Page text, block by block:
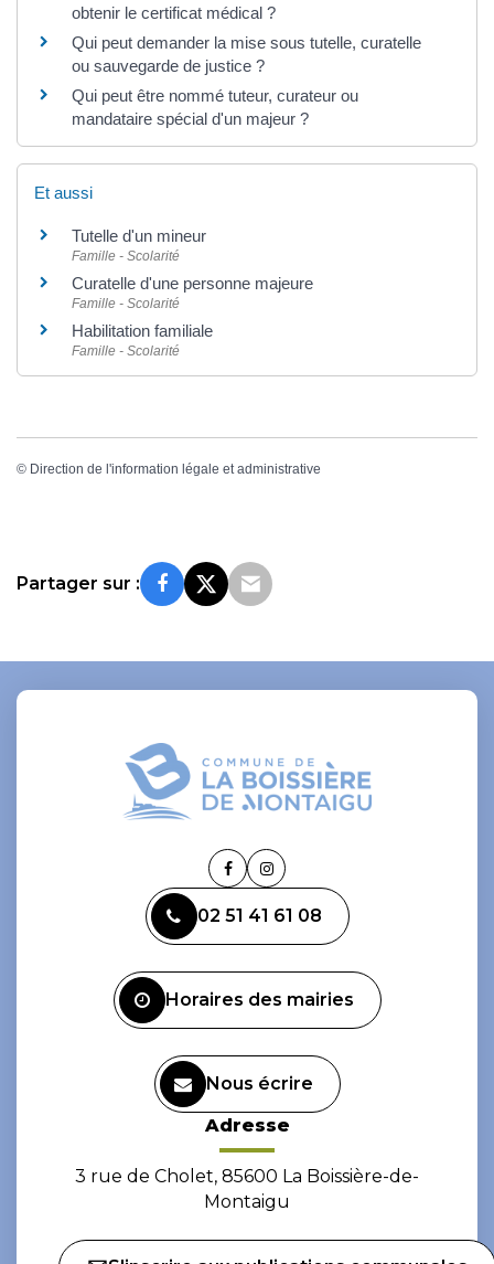
obtenir le certificat médical ?
Qui peut demander la mise sous tutelle, curatelle
ou sauvegarde de justice ?
Qui peut être nommé tuteur, curateur ou
mandataire spécial d'un majeur ?
Et aussi
Tutelle d'un mineur
Famille - Scolarité
Curatelle d'une personne majeure
Famille - Scolarité
Habilitation familiale
Famille - Scolarité
© Direction de l'information légale et administrative
Partager sur :
Lien
le
compte
Lien
le
compte
02 51 41 61 08
Horaires des mairies
Nous écrire
Adresse
3 rue de Cholet, 85600 La Boissière-de-
Montaigu